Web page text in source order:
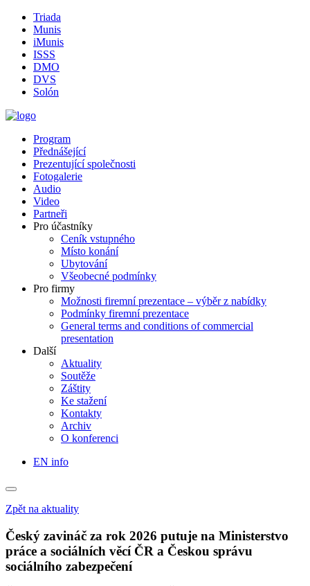
Triada
Munis
iMunis
ISSS
DMO
DVS
Solón
Program
Přednášející
Prezentující společnosti
Fotogalerie
Audio
Video
Partneři
Pro účastníky
Ceník vstupného
Místo konání
Ubytování
Všeobecné podmínky
Pro firmy
Možnosti firemní prezentace – výběr z nabídky
Podmínky firemní prezentace
General terms and conditions of commercial
presentation
Další
Aktuality
Soutěže
Záštity
Ke stažení
Kontakty
Archiv
O konferenci
EN info
Zpět na aktuality
Český zavináč za rok 2026 putuje na Ministerstvo
práce a sociálních věcí ČR a Českou správu
sociálního zabezpečení